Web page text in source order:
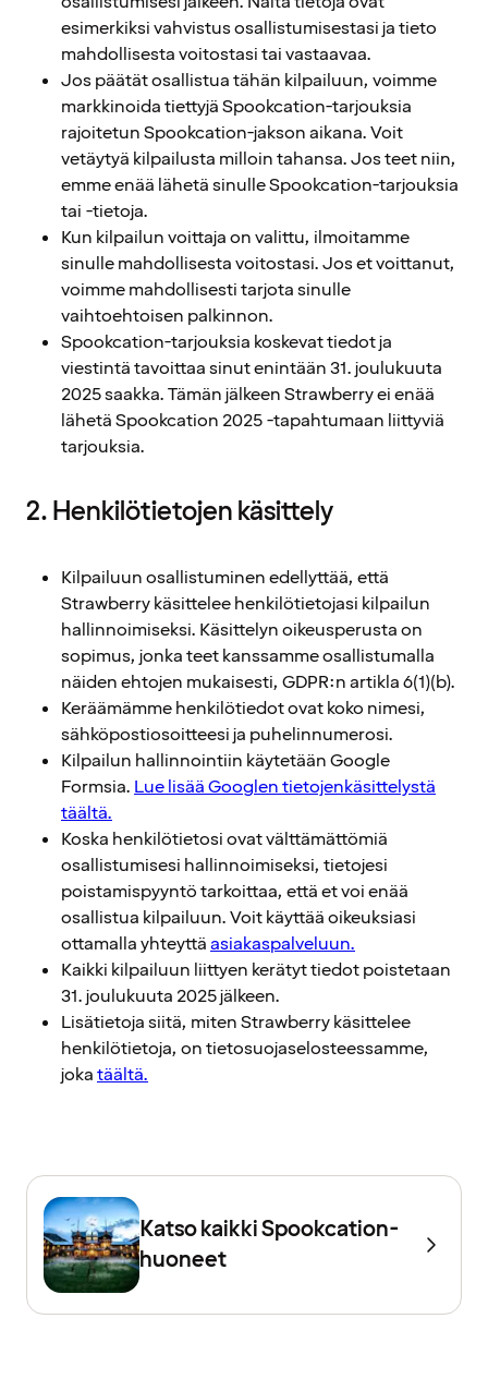
esimerkiksi vahvistus osallistumisestasi ja tieto
mahdollisesta voitostasi tai vastaavaa.
Jos päätät osallistua tähän kilpailuun, voimme
markkinoida tiettyjä Spookcation-tarjouksia
rajoitetun Spookcation-jakson aikana. Voit
vetäytyä kilpailusta milloin tahansa. Jos teet niin,
emme enää lähetä sinulle Spookcation-tarjouksia
tai -tietoja.
Kun kilpailun voittaja on valittu, ilmoitamme
sinulle mahdollisesta voitostasi. Jos et voittanut,
voimme mahdollisesti tarjota sinulle
vaihtoehtoisen palkinnon.
Spookcation-tarjouksia koskevat tiedot ja
viestintä tavoittaa sinut enintään 31. joulukuuta
2025 saakka. Tämän jälkeen Strawberry ei enää
lähetä Spookcation 2025 -tapahtumaan liittyviä
tarjouksia.
2. Henkilötietojen käsittely
Kilpailuun osallistuminen edellyttää, että
Strawberry käsittelee henkilötietojasi kilpailun
hallinnoimiseksi. Käsittelyn oikeusperusta on
sopimus, jonka teet kanssamme osallistumalla
näiden ehtojen mukaisesti, GDPR:n artikla 6(1)(b).
Keräämämme henkilötiedot ovat koko nimesi,
sähköpostiosoitteesi ja puhelinnumerosi.
Kilpailun hallinnointiin käytetään Google
Formsia. Lue lisää Googlen tietojenkäsittelystä
täältä.
Koska henkilötietosi ovat välttämättömiä
osallistumisesi hallinnoimiseksi, tietojesi
poistamispyyntö tarkoittaa, että et voi enää
osallistua kilpailuun. Voit käyttää oikeuksiasi
ottamalla yhteyttäasiakaspalveluun.
Kaikki kilpailuun liittyen kerätyt tiedot poistetaan
31. joulukuuta 2025 jälkeen.
Lisätietoja siitä, miten Strawberry käsittelee
henkilötietoja, on tietosuojaselosteessamme,
jokatäältä.
Katso kaikki Spookcation-
huoneet